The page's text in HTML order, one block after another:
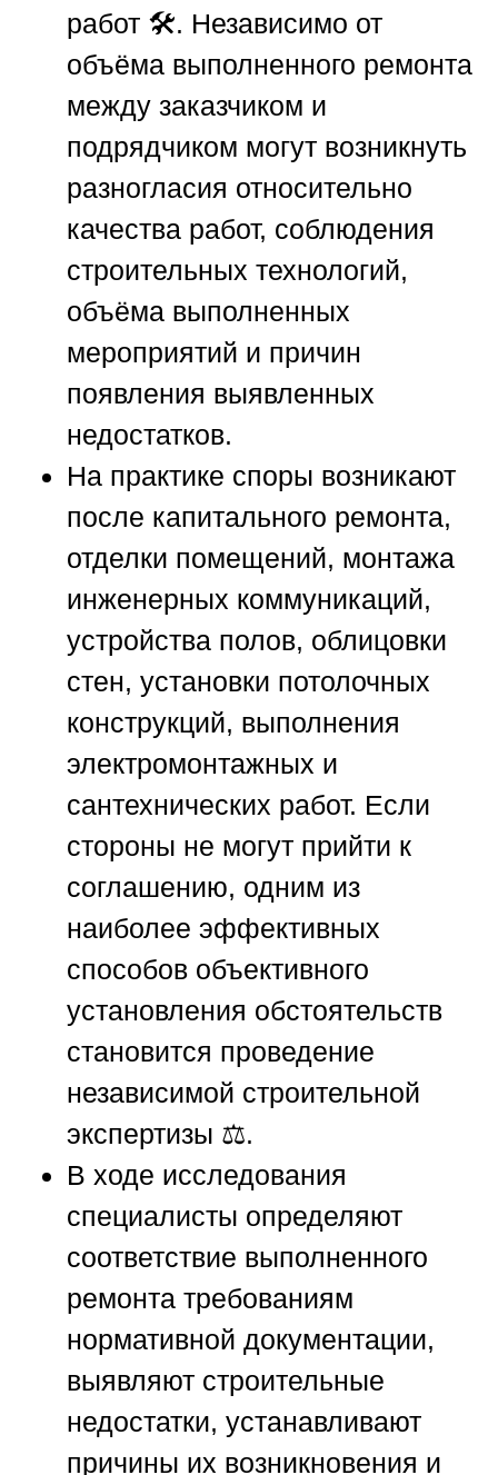
работ 🛠️. Независимо от
объёма выполненного ремонта
между заказчиком и
подрядчиком могут возникнуть
разногласия относительно
качества работ, соблюдения
строительных технологий,
объёма выполненных
мероприятий и причин
появления выявленных
недостатков.
На практике споры возникают
после капитального ремонта,
отделки помещений, монтажа
инженерных коммуникаций,
устройства полов, облицовки
стен, установки потолочных
конструкций, выполнения
электромонтажных и
сантехнических работ. Если
стороны не могут прийти к
соглашению, одним из
наиболее эффективных
способов объективного
установления обстоятельств
становится проведение
независимой строительной
экспертизы ⚖️.
В ходе исследования
специалисты определяют
соответствие выполненного
ремонта требованиям
нормативной документации,
выявляют строительные
недостатки, устанавливают
причины их возникновения и